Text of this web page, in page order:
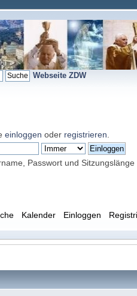
Webseite ZDW
einloggen oder registrieren
Passwort und Sitzungslänge
Kalender Einloggen